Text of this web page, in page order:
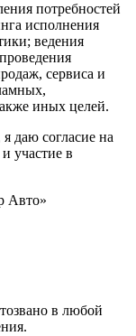
потребностей
исполнения
ведения
сервиса и
иных целей.
даю согласие на
участие в
Авто»
в любой